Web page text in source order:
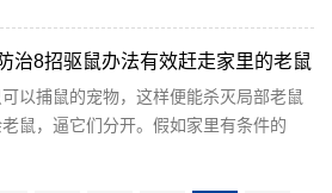
治8招驱鼠办法有效赶走家里的老鼠
以捕鼠的宠物，这样便能杀灭局部老鼠
鼠，逼它们分开。假如家里有条件的